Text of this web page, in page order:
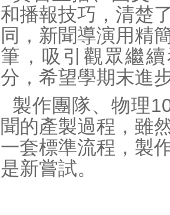
和播報技巧，清楚
同，新聞導演用精
筆，吸引觀眾繼
分，希望學期末進
製作團隊、物理
聞的產製過程，雖
一套標準流程，製
是新嘗試。